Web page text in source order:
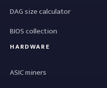
DAG size calculator
BIOS collection
HARDWARE
ASIC miners